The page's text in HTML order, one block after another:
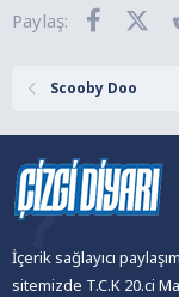
e
Paylaş: X
Scooby Doo
İçerik sağlayıcı
sitemizde T.C.K 20.ci